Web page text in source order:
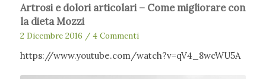
Artrosi e dolori articolari – Come migliorare con
la dieta Mozzi
2 Dicembre 2016 / 4 Commenti
https://www.youtube.com/watch?v=qV4_8wcWU5A